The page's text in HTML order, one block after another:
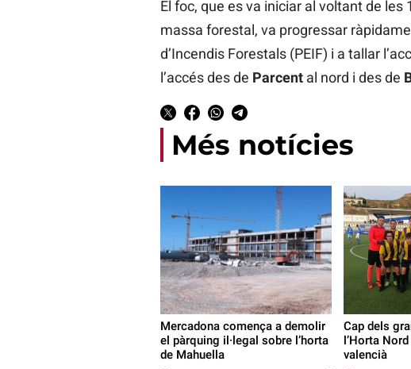
El foc, que es va iniciar al voltant de
massa forestal, va progressar
d’Incendis Forestals (PEIF) i a tallar
l’accés des de Parcental nord i des de
Més notícies
Mercadona comença a demolir
el pàrquing il·legal sobre l’horta
de Mahuella
Cap dels
l’Horta
valencià